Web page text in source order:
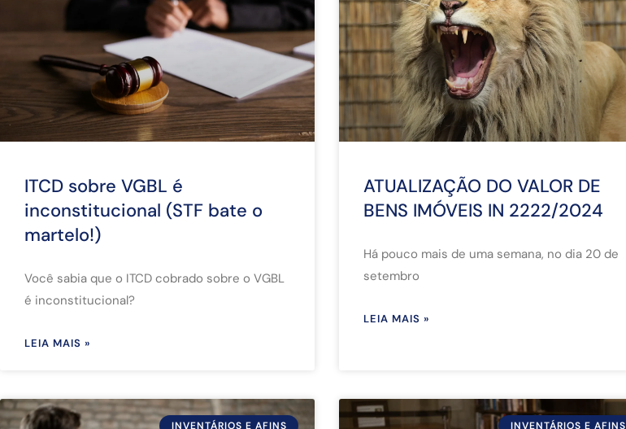
ITCD sobre VGBL é
inconstitucional (STF bate o
martelo!)
Você sabia que o ITCD cobrado sobre o VGBL
é inconstitucional?
LEIA MAIS »
ATUALIZAÇÃO DO VALOR DE
BENS IMÓVEIS IN 2222/2024
Há pouco mais de uma semana, no dia 20 de
setembro
LEIA MAIS »
INVENTÁRIOS E AFINS INVENTÁRIOS E AFINS